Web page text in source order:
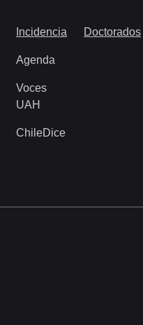
Incidencia
Agenda
Voces
UAH
ChileDice
Doctorados